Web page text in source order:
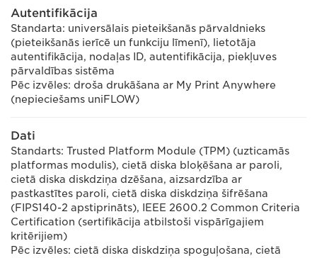
Autentifikācija
Standarta: universālais pieteikšanās pārvaldnieks
(pieteikšanās ierīcē un funkciju līmenī), lietotāja
autentifikācija, nodaļas ID, autentifikācija, piekļuves
pārvaldības sistēma
Pēc izvēles: droša drukāšana ar My Print Anywhere
(nepieciešams uniFLOW)
Dati
Standarts: Trusted Platform Module (TPM) (uzticamās
platformas modulis), cietā diska bloķēšana ar paroli,
cietā diska diskdziņa dzēšana, aizsardzība ar
pastkastītes paroli, cietā diska diskdziņa šifrēšana
(FIPS140-2 apstiprināts), IEEE 2600.2 Common Criteria
Certification (sertifikācija atbilstoši vispārīgajiem
kritērijiem)
Pēc izvēles: cietā diska diskdziņa spoguļošana, cietā